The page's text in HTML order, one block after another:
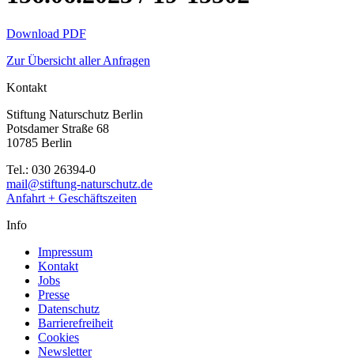
Download PDF
Zur Übersicht aller Anfragen
Kontakt
Stiftung Naturschutz Berlin
Potsdamer Straße 68
10785 Berlin
Tel.: 030 26394-0
mail@stiftung-naturschutz.de
Anfahrt + Geschäftszeiten
Info
Impressum
Kontakt
Jobs
Presse
Datenschutz
Barrierefreiheit
Cookies
Newsletter